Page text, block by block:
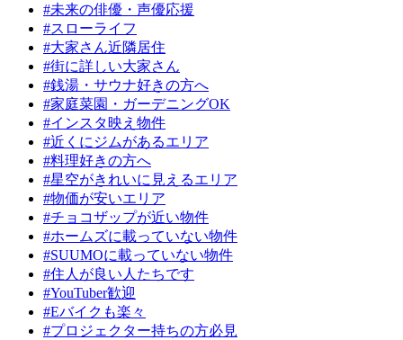
#未来の俳優・声優応援
#スローライフ
#大家さん近隣居住
#街に詳しい大家さん
#銭湯・サウナ好きの方へ
#家庭菜園・ガーデニングOK
#インスタ映え物件
#近くにジムがあるエリア
#料理好きの方へ
#星空がきれいに見えるエリア
#物価が安いエリア
#チョコザップが近い物件
#ホームズに載っていない物件
#SUUMOに載っていない物件
#住人が良い人たちです
#YouTuber歓迎
#Eバイクも楽々
#プロジェクター持ちの方必見